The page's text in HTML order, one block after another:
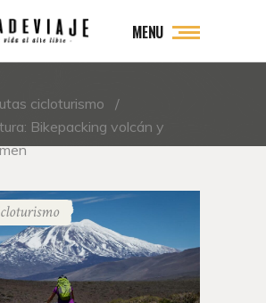
MENU
cicloturismo
/
Bikepacking volcán y